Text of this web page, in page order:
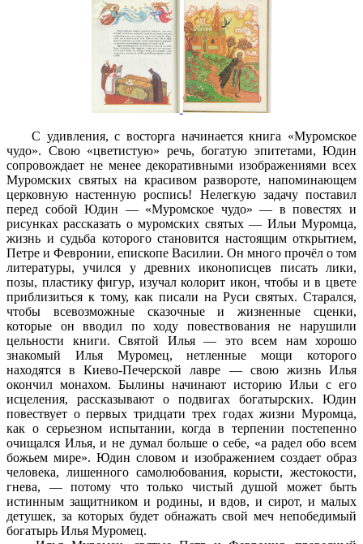
С удивления, с восторга начинается книга «Муромское
чудо». Свою «цветистую» речь, богатую эпитетами, Юдин
сопровождает не менее декоративными изображениями всех
Муромских святых на красивом развороте, напоминающем
церковную настенную роспись! Нелегкую задачу поставил
перед собой Юдин — «Муромское чудо» — в повестях и
рисунках рассказать о муромских святых — Ильи Муромца,
жизнь и судьба которого становится настоящим открытием,
Петре и Февронии, епископе Василии. Он много прочёл о том
литературы, учился у древних иконописцев писать лики,
позы, пластику фигур, изучал колорит икон, чтобы и в цвете
приблизиться к тому, как писали на Руси святых. Старался,
чтобы всевозможные сказочные и жизненные сценки,
которые он вводил по ходу повествования не нарушили
цельности книги. Святой Илья — это всем нам хорошо
знакомый Илья Муромец, нетленные мощи которого
находятся в Киево-Печерской лавре — свою жизнь Илья
окончил монахом. Былины начинают историю Ильи с его
исцеления, рассказывают о подвигах богатырских. Юдин
повествует о первых тридцати трех годах жизни Муромца,
как о серьезном испытании, когда в терпении постепенно
очищался Илья, и не думал больше о себе, «а радел обо всем
божьем мире». Юдин словом и изображением создает образ
человека, лишенного самолюбования, корысти, жестокости,
гнева, — потому что только чистый душой может быть
истинным защитником и родины, и вдов, и сирот, и малых
детушек, за которых будет обнажать свой меч непобедимый
богатырь Илья Муромец.